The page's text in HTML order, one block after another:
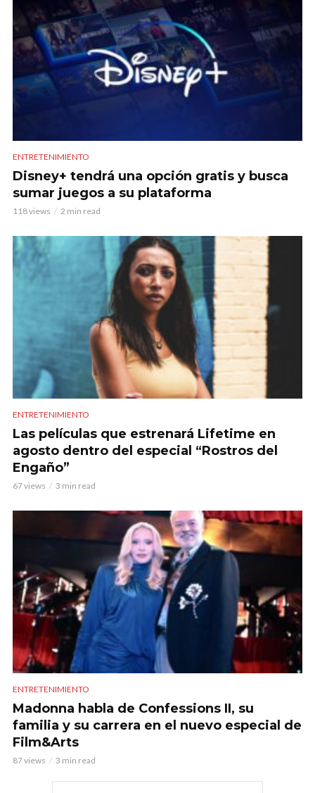
ENTRETENIMIENTO
Disney+ tendrá una opción gratis y busca
sumar juegos a su plataforma
118 views 2 min read
ENTRETENIMIENTO
Las películas que estrenará Lifetime en
agosto dentro del especial “Rostros del
Engaño”
67 views 3 min read
ENTRETENIMIENTO
Madonna habla de Confessions II, su
familia y su carrera en el nuevo especial de
Film&Arts
87 views 3 min read